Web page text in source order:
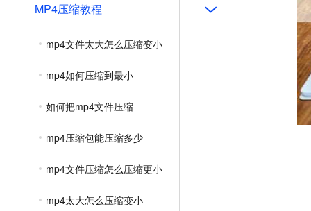
MP4压缩教程
mp4文件太大怎么压缩变小
mp4如何压缩到最小
如何把mp4文件压缩
mp4压缩包能压缩多少
mp4文件压缩怎么压缩更小
mp4太大怎么压缩变小